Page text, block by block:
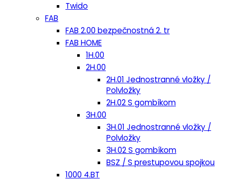
Twido
FAB
FAB 2.00 bezpečnostná 2. tr
FAB HOME
1H.00
2H.00
2H.01 Jednostranné vložky /
Polvložky
2H.02 S gombíkom
3H.00
3H.01 Jednostranné vložky /
Polvložky
3H.02 S gombíkom
BSZ / S prestupovou spojkou
1000 4.BT